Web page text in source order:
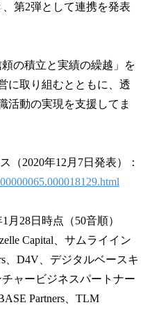
第2弾として連携を発表
の積立と実績の繰越」を
に取り組むとともに、透
活動の実現を支援してま
（2020年12月7日発表）：
月28日時点（50音順）
Capital、サムライイン
、D4V、デジタルベースキ
ャービジネスパートナー
Partners、TLM